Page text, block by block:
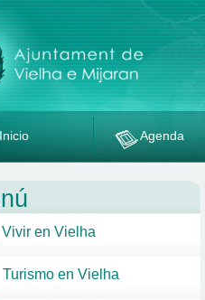
Inicio Agenda
Vivir en Vielha
Turismo en Vielha